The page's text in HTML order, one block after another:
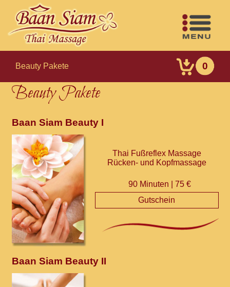
Beauty Pakete 0
Beauty Pakete
Baan Siam Beauty I
Thai Fußreflex Massage
Rücken- und Kopfmassage
90 Minuten | 75 €
Gutschein
Baan Siam Beauty II